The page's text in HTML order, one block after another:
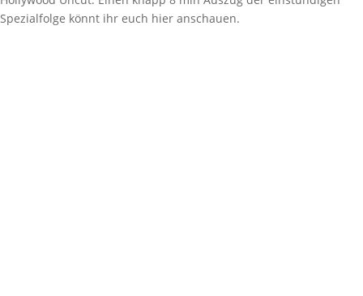
Spezialfolge könnt ihr euch hier anschauen.